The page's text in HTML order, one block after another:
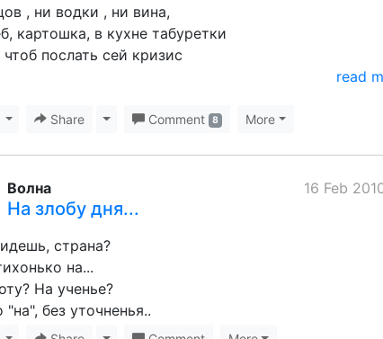
, ни водки , ни вина,
картошка, в кухне табуретки
послать сей кризис
read
Toggle Dropdown
Share Toggle Dropdown
Comment 8 More
16 Feb
Волна
На злобу дня...
страна?
на...
На ученье?
без уточненья..